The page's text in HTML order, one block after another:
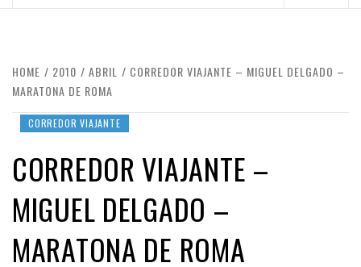
HOME 2010 ABRIL
CORREDOR VIAJANTE – MIGUEL DELGADO –
MARATONA DE ROMA
CORREDOR VIAJANTE
CORREDOR VIAJANTE –
MIGUEL DELGADO –
MARATONA DE ROMA